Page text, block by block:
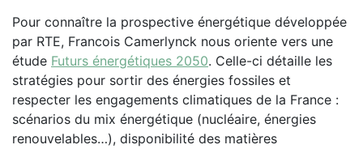
Pour connaître la prospective énergétique développée
par RTE, Francois Camerlynck nous oriente vers une
étude Futurs énergétiques 2050. Celle-ci détaille les
stratégies pour sortir des énergies fossiles et
respecter les engagements climatiques de la France :
scénarios du mix énergétique (nucléaire, énergies
renouvelables…), disponibilité des matières